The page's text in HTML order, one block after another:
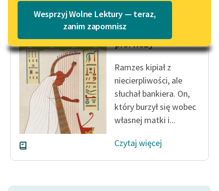
Lektury szkolne i klasyka
literatury do słuchania dla
uczennic i uczniów z
niepełnosprawnościami
E-kolekcja lektur
szkolnych i literatury do
słuchania dla uczennic i
uczniów z
niepełnosprawnościami
Feministyczne inspiracje.
Popularyzacja
Katalog w formacie PDF
Wesprzyj Wolne Lektury — teraz,
zanim zapomnisz
Bolesław Prus
Faraon, tom
pierwszy
Ramzes kipiał z
niecierpliwości, ale
słuchał bankiera. On,
który burzył się wobec
własnej matki i...
Czytaj więcej